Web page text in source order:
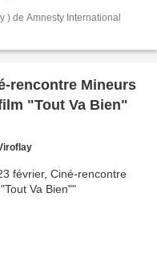
) de Amnesty International
rencontre Mineurs
"Tout Va Bien"